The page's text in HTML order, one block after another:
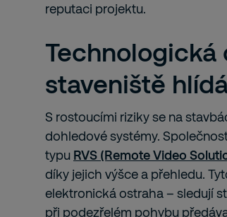
reputaci projektu.
Technologická
staveniště
S rostoucími riziky se na
dohledové systémy.
typu RVS (Remote Video
díky jejich výšce a přehledu.
elektronická ostraha – sledují
při podezřelém pohybu